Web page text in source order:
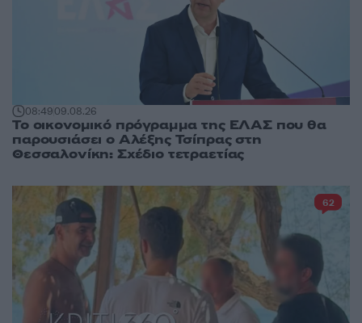
08:4909.08.26
Το οικονομικό πρόγραμμα της ΕΛΑΣ που θα
παρουσιάσει ο Αλέξης Τσίπρας στη
Θεσσαλονίκη: Σχέδιο τετραετίας
62